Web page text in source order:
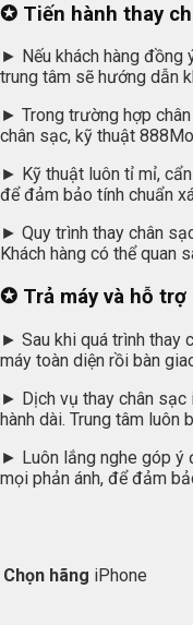
✪ Tiến hành thay
► Nếu khách hàng đồng
trung tâm sẽ hướng dẫn
► Trong trường hợp
chân sạc, kỹ thuật
► Kỹ thuật luôn tỉ mỉ,
để đảm bảo tính chuẩn
► Quy trình thay chân
Khách hàng có thể quan
✪ Trả máy và hỗ trợ
► Sau khi quá trình thay
máy toàn diện rồi bàn
► Dịch vụ thay chân
hành dài. Trung tâm luôn
► Luôn lắng nghe góp ý
mọi phản ánh, để đảm
Chọn hãng iPhone